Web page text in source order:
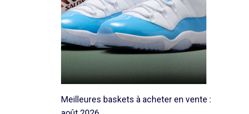
Meilleures baskets à acheter en vente :